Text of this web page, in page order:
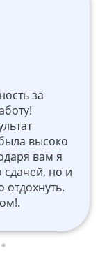
за
высоко
вам я
сдачей, но и